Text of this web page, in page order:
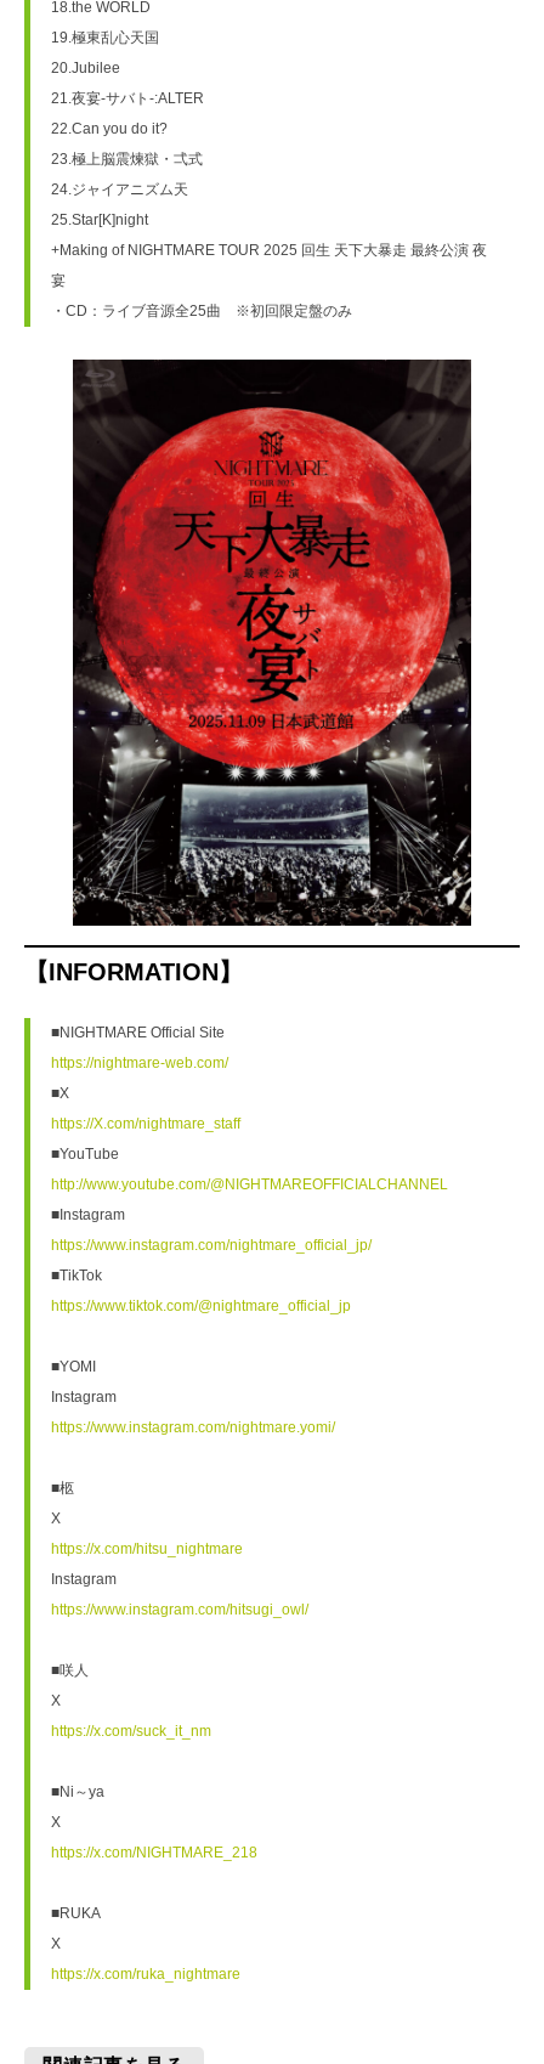
18.the WORLD
19.極東乱心天国
20.Jubilee
21.夜宴-サバト-:ALTER
22.Can you do it?
23.極上脳震煉獄・弌式
24.ジャイアニズム天
25.Star[K]night
+Making of NIGHTMARE TOUR 2025 回生 天下大暴走 最終公演 夜
宴
・CD：ライブ音源全25曲　※初回限定盤のみ
【INFORMATION】
■NIGHTMARE Official Site
https://nightmare-web.com/
■X
https://X.com/nightmare_staff
■YouTube
http://www.youtube.com/@NIGHTMAREOFFICIALCHANNEL
■Instagram
https://www.instagram.com/nightmare_official_jp/
■TikTok
https://www.tiktok.com/@nightmare_official_jp
■YOMI
Instagram
https://www.instagram.com/nightmare.yomi/
■柩
X
https://x.com/hitsu_nightmare
Instagram
https://www.instagram.com/hitsugi_owl/
■咲人
X
https://x.com/suck_it_nm
■Ni～ya
X
https://x.com/NIGHTMARE_218
■RUKA
X
https://x.com/ruka_nightmare